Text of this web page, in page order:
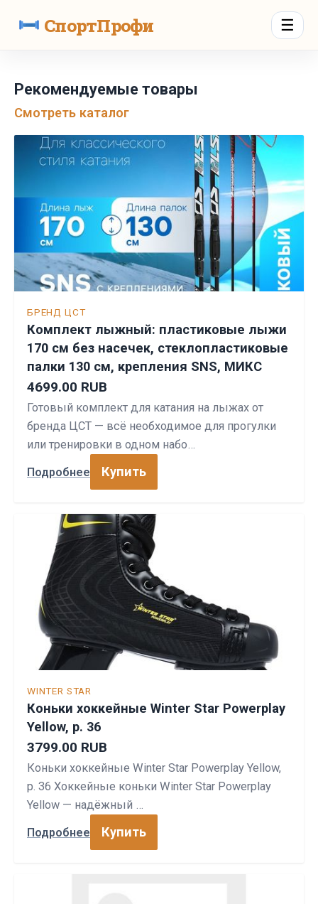
СпортПрофи ☰
Рекомендуемые товары
Смотреть каталог
БРЕНД ЦСТ
Комплект лыжный: пластиковые лыжи
170 см без насечек, стеклопластиковые
палки 130 см, крепления SNS, МИКС
4699.00 RUB
Готовый комплект для катания на лыжах от
бренда ЦСТ — всё необходимое для прогулки
или тренировки в одном набо…
Подробнее Купить
WINTER STAR
Коньки хоккейные Winter Star Powerplay
Yellow, р. 36
3799.00 RUB
Коньки хоккейные Winter Star Powerplay Yellow,
р. 36 Хоккейные коньки Winter Star Powerplay
Yellow — надёжный …
Подробнее Купить